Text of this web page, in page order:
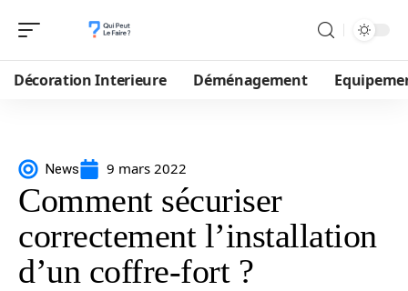
Décoration Interieure Déménagement
News 9 mars 2022
Comment sécuriser
correctement l’installation
d’un coffre-fort ?